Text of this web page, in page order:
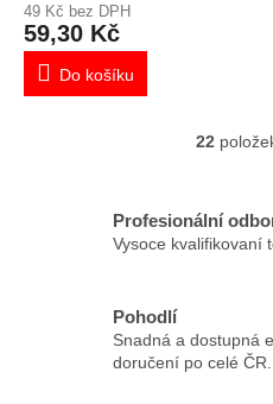
49 Kč bez DPH
59,30 Kč
Do košíku
r
v
22
Profesionální
Vysoce kvalifikovaní
Pohodlí
Snadná a dostupná
doručení po celé ČR.